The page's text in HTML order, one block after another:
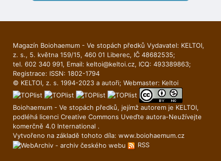
Magazín Boiohaemum - Ve stopách předků Vydavatel: KELTOI,
z. s., 5. května 159/15, 460 01 Liberec, IČ 48682535;
tel. 602 340 991, Email: keltoi@keltoi.cz, ICQ: 493389863;
Registrace: ISSN: 1802-1794
© KELTOI, z. s. 1994-2023 a autoři; Webmaster: Keltoi
Boiohaemum - Ve stopách předků, jejímž autorem je KELTOI,
podléhá licenci Creative Commons Uveďte autora-Neuží­vejte
komerčně 4.0 International .
Vytvořeno na základě tohoto díla: www.boiohaemum.cz
RSS